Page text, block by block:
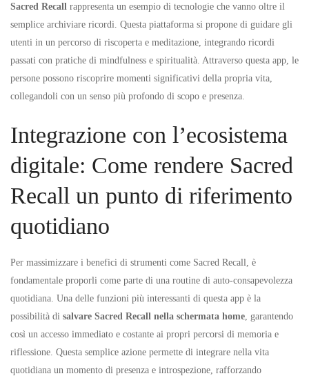
Sacred Recall rappresenta un esempio di tecnologie che vanno oltre il
semplice archiviare ricordi. Questa piattaforma si propone di guidare gli
utenti in un percorso di riscoperta e meditazione, integrando ricordi
passati con pratiche di mindfulness e spiritualità. Attraverso questa app, le
persone possono riscoprire momenti significativi della propria vita,
collegandoli con un senso più profondo di scopo e presenza.
Integrazione con l’ecosistema
digitale: Come rendere Sacred
Recall un punto di riferimento
quotidiano
Per massimizzare i benefici di strumenti come Sacred Recall, è
fondamentale proporli come parte di una routine di auto-consapevolezza
quotidiana. Una delle funzioni più interessanti di questa app è la
possibilità di salvare Sacred Recall nella schermata home , garantendo
così un accesso immediato e costante ai propri percorsi di memoria e
riflessione. Questa semplice azione permette di integrare nella vita
quotidiana un momento di presenza e introspezione, rafforzando